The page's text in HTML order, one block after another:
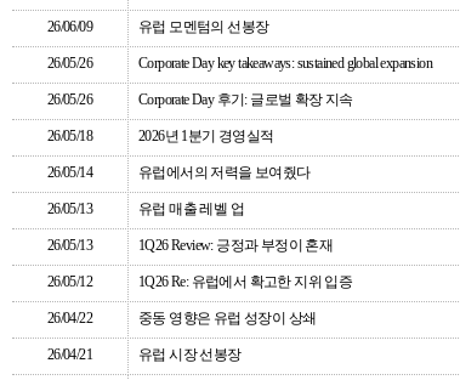
26/06/09 유럽 모멘텀의 선봉장
26/05/26 Corporate Day key takeaways: sustained global expansion
26/05/26 Corporate Day 후기: 글로벌 확장 지속
26/05/18 2026년 1분기 경영실적
26/05/14 유럽에서의 저력을 보여줬다
26/05/13 유럽 매출 레벨 업
26/05/13 1Q26 Review: 긍정과 부정이 혼재
26/05/12 1Q26 Re: 유럽에서 확고한 지위 입증
26/04/22 중동 영향은 유럽 성장이 상쇄
26/04/21 유럽 시장 선봉장